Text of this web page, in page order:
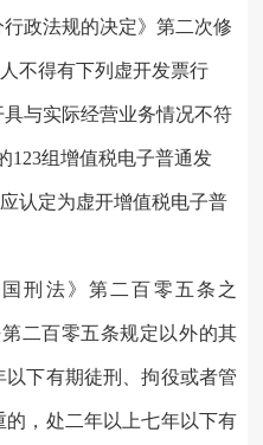
政法规的决定》第二次修
不得有下列虚开发票行
与实际经营业务情况不符
123组增值税电子普通发
应认定为虚开增值税电子普
刑法》第二百零五条之
二百零五条规定以外的其
下有期徒刑、拘役或者管
，处二年以上七年以下有